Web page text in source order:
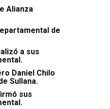
Alianza
de
a sus
Daniel Chilo
Sullana.
sus